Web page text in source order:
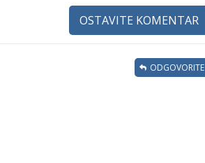
OSTAVITE KOMENTAR
ODGOVORITE